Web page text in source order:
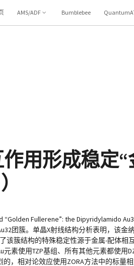
AMS/ADF Bumblebee
用形成稳定“
Fullerene”: the Dipyridylamido
团簇。单晶X射线结构分析表明，该金
该簇结构的特殊稳定性源于金属-配体
素使用TZP基组、所有其他元素都使用
，相对论效应使用ZORA方法中的标量